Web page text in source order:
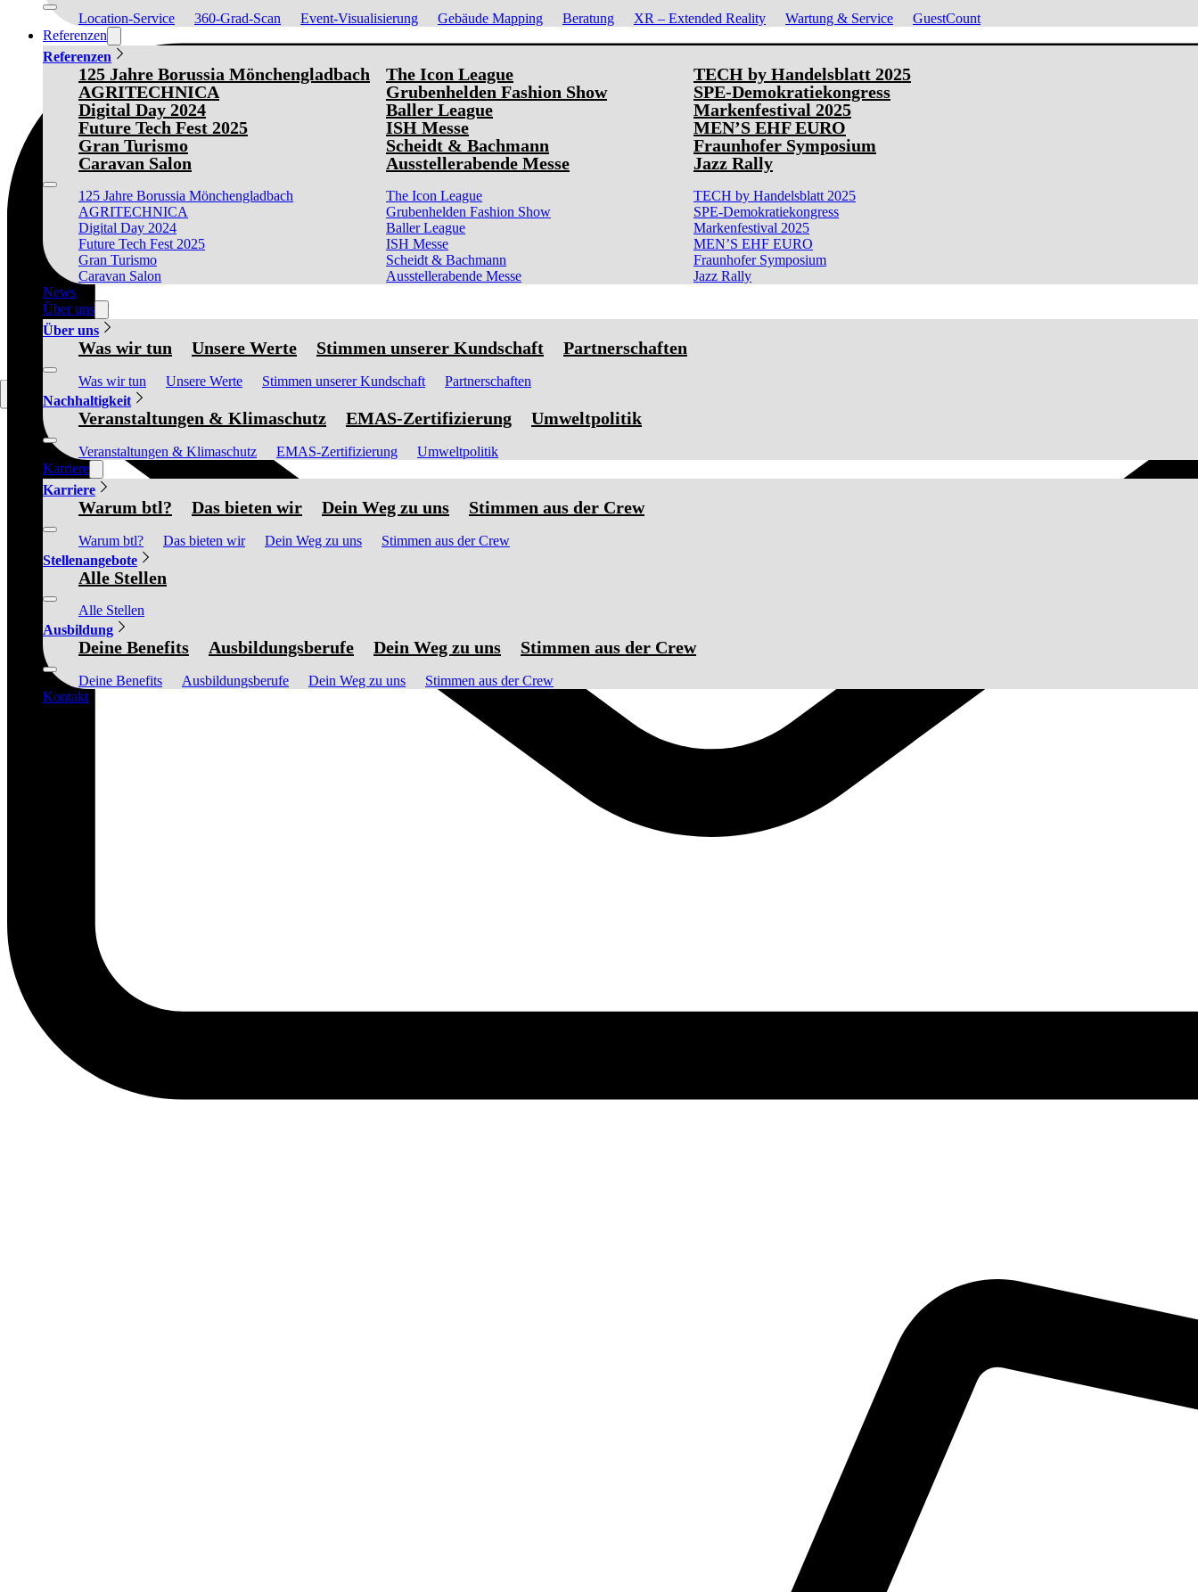
Location-Service 360-Grad-Scan Event-Visualisierung Gebäude Mapping Beratung XR – Extended Reality Wartung & Service
GuestCount
Referenzen
Referenzen
125 Jahre Borussia Mönchengladbach The Icon League
TECH by Handelsblatt 2025
AGRITECHNICA
Grubenhelden Fashion Show
SPE-Demokratiekongress
Digital Day 2024
Baller League
Markenfestival 2025
Future Tech Fest 2025
ISH Messe
MEN’S EHF EURO
Gran Turismo
Scheidt & Bachmann
Fraunhofer Symposium
Caravan Salon
Ausstellerabende Messe Jazz Rally
125 Jahre Borussia Mönchengladbach The Icon League
TECH by Handelsblatt 2025
AGRITECHNICA
Grubenhelden Fashion Show
SPE-Demokratiekongress
Digital Day 2024
Baller League
Markenfestival 2025
Future Tech Fest 2025
ISH Messe
MEN’S EHF EURO
Gran Turismo
Scheidt & Bachmann
Fraunhofer Symposium
Caravan Salon
Ausstellerabende Messe
Jazz Rally
News
Über uns
Über uns
Was wir tun Unsere Werte Stimmen unserer Kundschaft Partnerschaften
Was wir tun Unsere Werte Stimmen unserer Kundschaft
Partnerschaften
Nachhaltigkeit
Veranstaltungen & Klimaschutz EMAS-Zertifizierung Umweltpolitik
Veranstaltungen & Klimaschutz EMAS-Zertifizierung
Umweltpolitik
Karriere
Karriere
Warum btl? Das bieten wir Dein Weg zu uns Stimmen aus der Crew
Warum btl? Das bieten wir Dein Weg zu uns
Stimmen aus der Crew
Stellenangebote
Alle Stellen
Alle Stellen
Ausbildung
Deine Benefits Ausbildungsberufe Dein Weg zu uns Stimmen aus der Crew
Deine Benefits Ausbildungsberufe Dein Weg zu uns
Stimmen aus der Crew
Kontakt